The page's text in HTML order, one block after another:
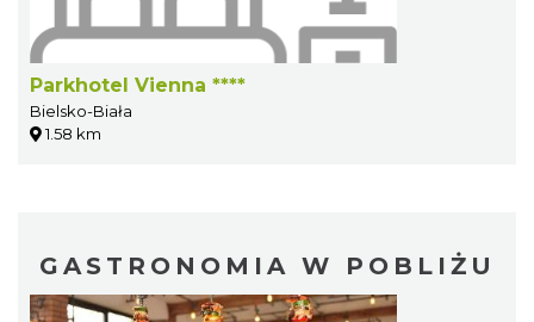
Parkhotel Vienna ****
Bielsko-Biała
1.58 km
GASTRONOMIA W POBLIŻU